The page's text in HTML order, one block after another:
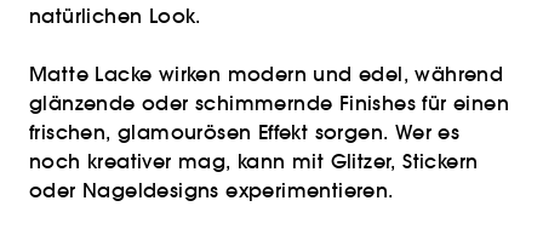
natürlichen Look.
Matte Lacke wirken modern und edel, während
glänzende oder schimmernde Finishes für einen
frischen, glamourösen Effekt sorgen. Wer es
noch kreativer mag, kann mit Glitzer, Stickern
oder Nageldesigns experimentieren.